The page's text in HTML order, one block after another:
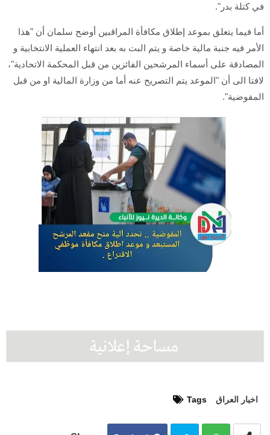
في كتلة بدر".
أما فيما يتعلق بموعد إطلاق مكافأة المراقبين أوضح سلمان أن "هذا
الأمر فيه جنبة مالية خاصة و يتم البت به بعد انتهاء العملية الانتخابية و
المصادقة على أسماء المرشحين الفائزين من قبل المحكمة الاتحادية"،
لافتا الى أن "الموعد يتم التصريح عنه أما من وزارة المالية او من قبل
المفوضية".
Tags اخبار العراق